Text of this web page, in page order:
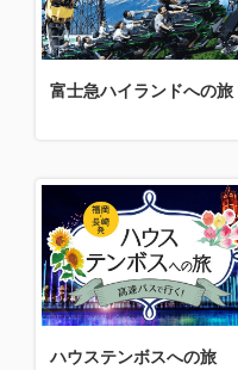
富士急ハイランドへの旅
ハウステンボスへの旅